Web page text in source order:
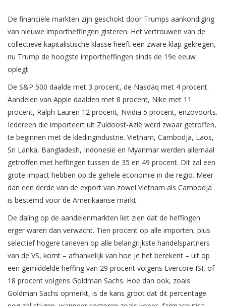
De financiële markten zijn geschokt door Trumps aankondiging
van nieuwe importheffingen gisteren. Het vertrouwen van de
collectieve kapitalistische klasse heeft een zware klap gekregen,
nu Trump de hoogste importheffingen sinds de 19e eeuw
oplegt.
De S&P 500 daalde met 3 procent, de Nasdaq met 4 procent.
Aandelen van Apple daalden met 8 procent, Nike met 11
procent, Ralph Lauren 12 procent, Nvidia 5 procent, enzovoorts.
Iedereen die importeert uit Zuidoost-Azië werd zwaar getroffen,
te beginnen met de kledingindustrie. Vietnam, Cambodja, Laos,
Sri Lanka, Bangladesh, Indonesië en Myanmar werden allemaal
getroffen met heffingen tussen de 35 en 49 procent. Dit zal een
grote impact hebben op de gehele economie in die regio. Meer
dan een derde van de export van zowel Vietnam als Cambodja
is bestemd voor de Amerikaanse markt.
De daling op de aandelenmarkten liet zien dat de heffingen
erger waren dan verwacht. Tien procent op alle importen, plus
selectief hogere tarieven op alle belangrijkste handelspartners
van de VS, komt – afhankelijk van hoe je het berekent – uit op
een gemiddelde heffing van 29 procent volgens Evercore ISI, of
18 procent volgens Goldman Sachs. Hoe dan ook, zoals
Goldman Sachs opmerkt, is de kans groot dat dit percentage